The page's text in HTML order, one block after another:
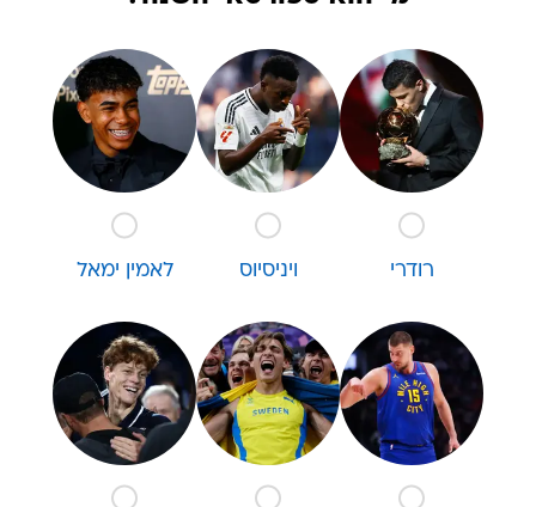
רודרי ויניסיוס לאמין ימאל